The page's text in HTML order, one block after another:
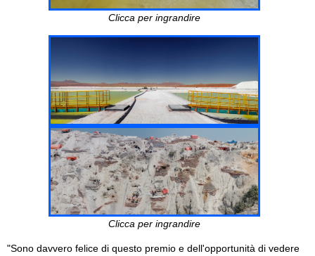
Clicca per ingrandire
Clicca per ingrandire
"Sono davvero felice di questo premio e dell'opportunità di vedere